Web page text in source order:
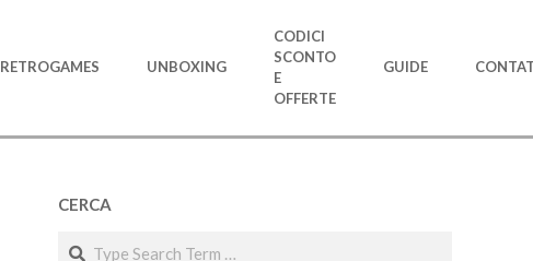
RETROGAMES UNBOXING
CODICI
SCONTO
E
OFFERTE
GUIDE
CERCA
Search